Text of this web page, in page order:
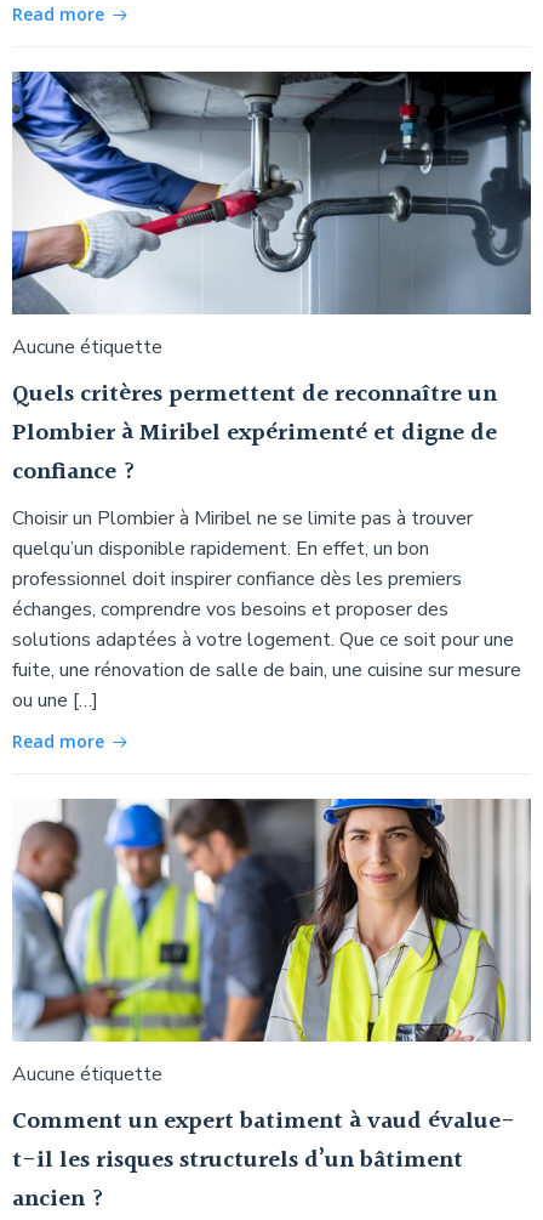
Read more
Aucune étiquette
Quels critères permettent de reconnaître un
Plombier à Miribel expérimenté et digne de
confiance ?
Choisir un Plombier à Miribel ne se limite pas à trouver
quelqu’un disponible rapidement. En effet, un bon
professionnel doit inspirer confiance dès les premiers
échanges, comprendre vos besoins et proposer des
solutions adaptées à votre logement. Que ce soit pour une
fuite, une rénovation de salle de bain, une cuisine sur mesure
ou une […]
Read more
Aucune étiquette
Comment un expert batiment à vaud évalue-
t-il les risques structurels d’un bâtiment
ancien ?